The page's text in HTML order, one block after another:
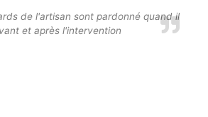
de l'artisan sont pardonné quand il
et après l'intervention